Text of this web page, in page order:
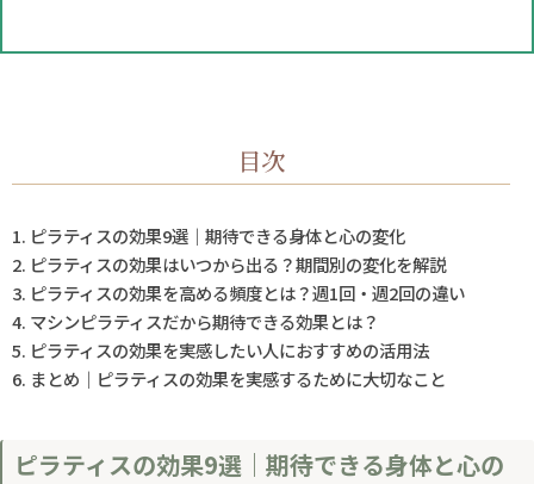
目次
ピラティスの効果9選｜期待できる身体と心の変化
ピラティスの効果はいつから出る？期間別の変化を解説
ピラティスの効果を高める頻度とは？週1回・週2回の違い
マシンピラティスだから期待できる効果とは？
ピラティスの効果を実感したい人におすすめの活用法
まとめ｜ピラティスの効果を実感するために大切なこと
ピラティスの効果9選｜期待できる身体と心の